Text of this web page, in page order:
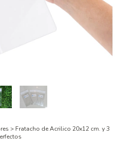
> Fratacho de Acrilico 20x12 cm. y 3